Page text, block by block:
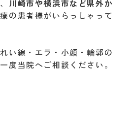
川崎市や横浜市など県外か
の患者様がいらっしゃって
い線・エラ・小顔・輪郭の
度当院へご相談ください。